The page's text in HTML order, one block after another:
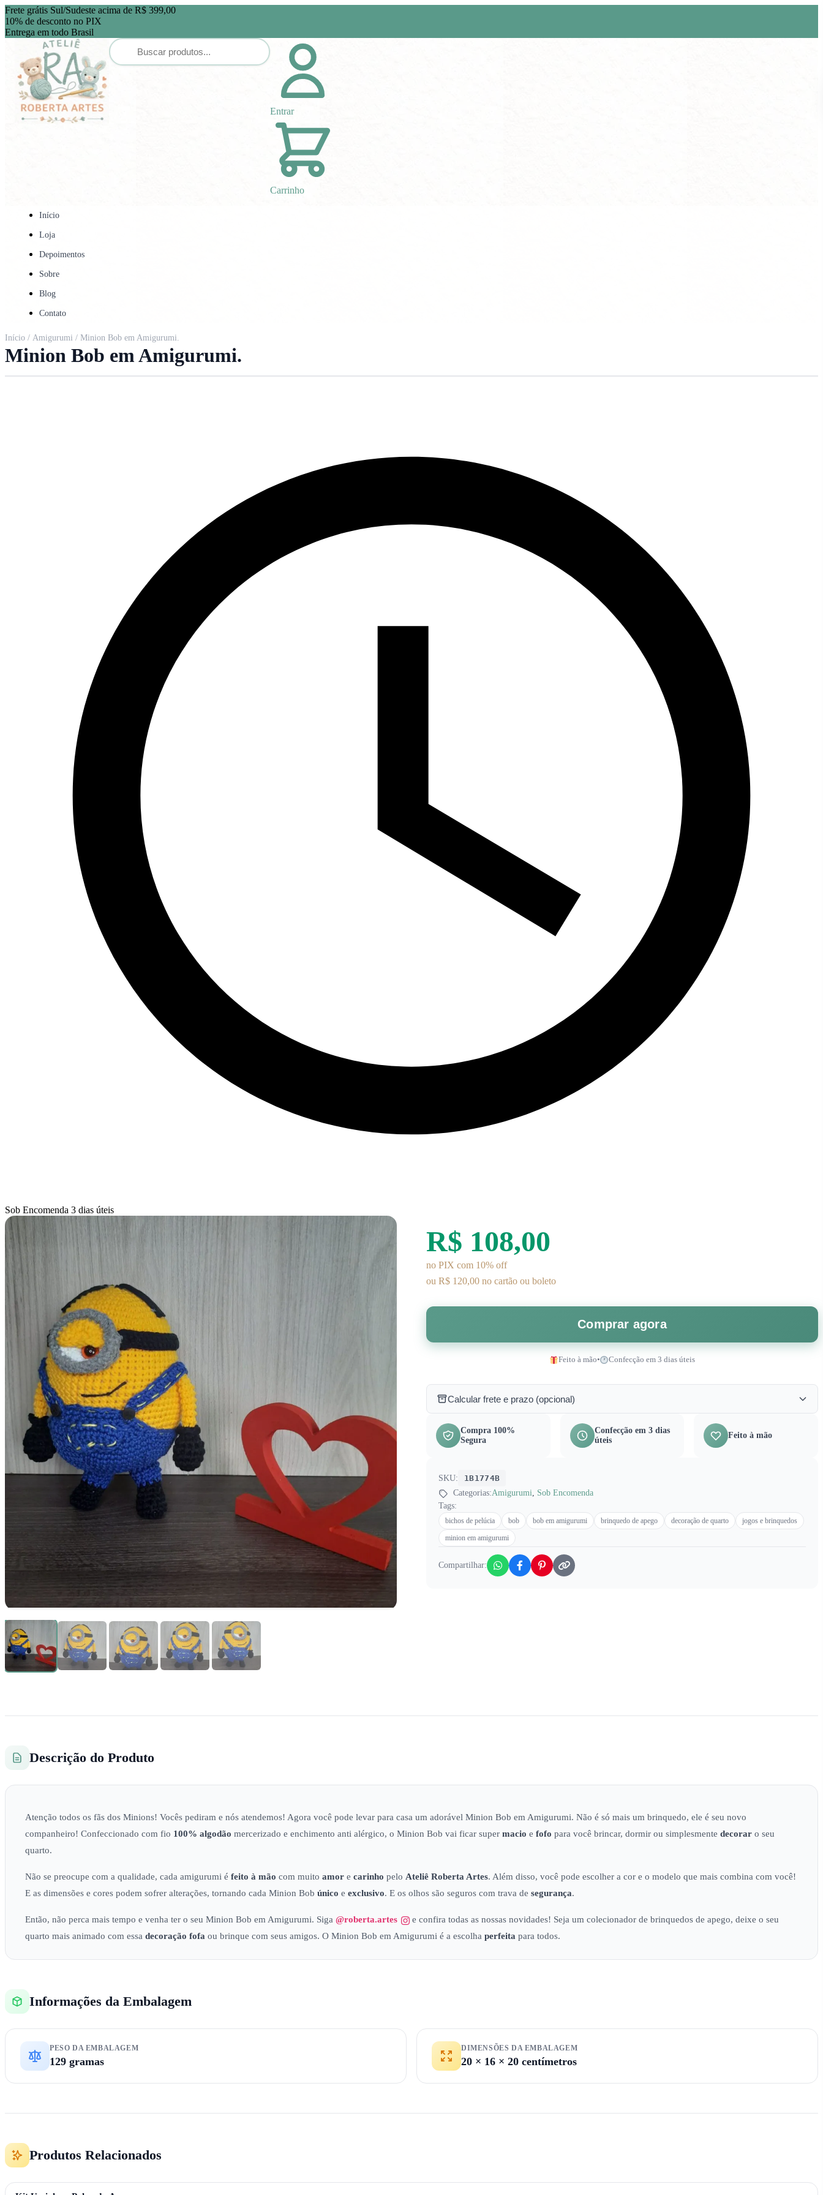
Frete grátis Sul/Sudeste acima de R$ 399,00
10% de desconto no PIX
Entrega em todo Brasil
Entrar
Carrinho
Início
Loja
Depoimentos
Sobre
Blog
Contato
Início / Amigurumi / Minion Bob em Amigurumi.
Minion Bob em Amigurumi.
Sob Encomenda 3 dias úteis
R$ 108,00
no PIX com 10% off
ou R$ 120,00 no cartão ou boleto
Calcular frete e prazo (opcional)
Comprar agora
Feito à mão• Confecção em 3 dias úteis
Compra 100%
Segura
Confecção em 3 dias
úteis
Feito à mão
SKU:
1B1774B
Categorias:Amigurumi, Sob Encomenda
Tags:
bichos de pelúcia bob bob em amigurumi brinquedo de apego decoração de quarto
jogos e brinquedos
minion em amigurumi
Compartilhar:
Descrição do Produto
Atenção todos os fãs dos Minions! Vocês pediram e nós atendemos! Agora você pode levar para casa um adorável Minion Bob em Amigurumi. Não é só mais um brinquedo, ele é seu novo
companheiro! Confeccionado com fio 100% algodão mercerizado e enchimento anti alérgico, o Minion Bob vai ficar super macio e fofo para você brincar, dormir ou simplesmente decorar o seu
quarto.
Não se preocupe com a qualidade, cada amigurumi é feito à mão com muito amor e carinho pelo Ateliê Roberta Artes. Além disso, você pode escolher a cor e o modelo que mais combina com você!
E as dimensões e cores podem sofrer alterações, tornando cada Minion Bob único e exclusivo. E os olhos são seguros com trava de segurança.
Então, não perca mais tempo e venha ter o seu Minion Bob em Amigurumi. Siga @roberta.artes
e confira todas as nossas novidades! Seja um colecionador de brinquedos de apego, deixe o seu
quarto mais animado com essa decoração fofa ou brinque com seus amigos. O Minion Bob em Amigurumi é a escolha perfeita para todos.
Informações da Embalagem
PESO DA EMBALAGEM
129 gramas
DIMENSÕES DA EMBALAGEM
20 × 16 × 20 centímetros
Produtos Relacionados